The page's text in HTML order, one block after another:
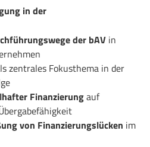
in der
der bAV in
zentrales Fokusthema in der
Finanzierungauf
von Finanzierungslücken im